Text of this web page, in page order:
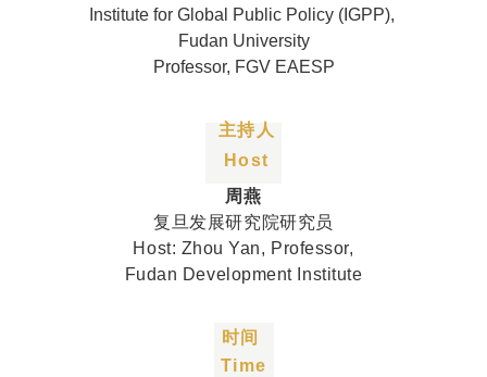
Institute for Global Public Policy (IGPP),
Fudan University
Professor, FGV EAESP
主持人
Host
周燕
复旦发展研究院研究员
Host: Zhou Yan, Professor,
Fudan Development Institute
时间
Time